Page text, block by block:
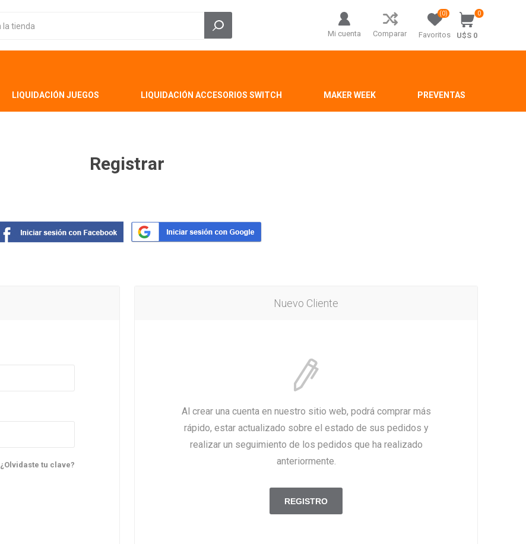
Mi cuenta Comparar Favoritos
(0) 0
U$S 0
LIQUIDACIÓN JUEGOS LIQUIDACIÓN ACCESORIOS SWITCH MAKER WEEK PREVENTAS
Registrar
¿Olvidaste tu clave?
Nuevo Cliente
Al crear una cuenta en nuestro sitio web, podrá comprar más
rápido, estar actualizado sobre el estado de sus pedidos y
realizar un seguimiento de los pedidos que ha realizado
anteriormente.